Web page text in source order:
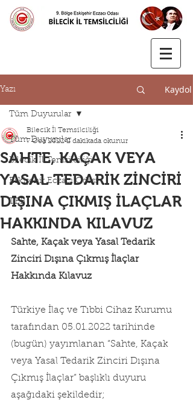
Yazı Kaydol
Tüm Duyurular
Bilecik İl Temsilciliği
Eskişehir Eczacı Odası
TEB
Tüm Duyurular
SAHTE, KAÇAK VEYA
YASAL TEDARİK ZİNCİRİ
DIŞINA ÇIKMIŞ İLAÇLAR
HAKKINDA KILAVUZ
Bilecik İl Temsilciliği
7 Oca 2022 2 dakikada okunur
Sahte, Kaçak veya Yasal Tedarik
Zinciri Dışına Çıkmış İlaçlar
Hakkında Kılavuz
Türkiye İlaç ve Tıbbi Cihaz Kurumu
tarafından 05.01.2022 tarihinde
(bugün) yayımlanan “Sahte, Kaçak
veya Yasal Tedarik Zinciri Dışına
Çıkmış İlaçlar” başlıklı duyuru
aşağıdaki şekildedir;